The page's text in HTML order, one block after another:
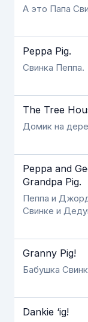
А это Папа
Peppa Pig.
Свинка Пеппа.
The Tree
Домик на
Peppa and
Grandpa Pig.
Пеппа и
Свинке и
Granny Pig!
Бабушка
Dankie ‘ig!